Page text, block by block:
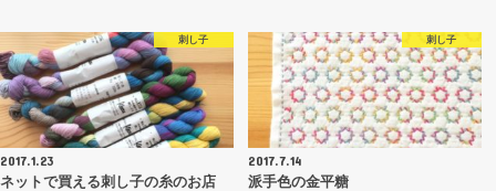
刺し子
2017.1.23
ネットで買える刺し子の糸のお店
刺し子
2017.7.14
派手色の金平糖